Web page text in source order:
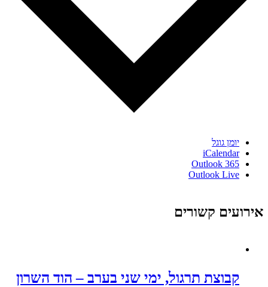
יומן גוגל
iCalendar
Outlook 365
Outlook Live
אירועים קשורים
קבוצת תרגול, ימי שני בערב – הוד השרון